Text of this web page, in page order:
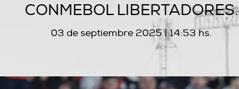
CONMEBOL LIBERTADORES.
03 de septiembre 2025 | 14:53 hs.